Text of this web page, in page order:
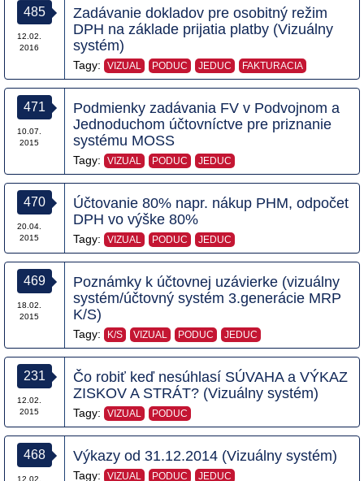
485
12.02.
2016
Zadávanie dokladov pre osobitný režim
DPH na základe prijatia platby (Vizuálny
systém)
Tagy: VIZUAL PODUC JEDUC FAKTURACIA
471
10.07.
2015
Podmienky zadávania FV v Podvojnom a
Jednoduchom účtovníctve pre priznanie
systému MOSS
Tagy: VIZUAL PODUC JEDUC
470
20.04.
2015
Účtovanie 80% napr. nákup PHM, odpočet
DPH vo výške 80%
Tagy: VIZUAL PODUC JEDUC
469
18.02.
2015
Poznámky k účtovnej uzávierke (vizuálny
systém/účtovný systém 3.generácie MRP
K/S)
Tagy: K/S VIZUAL PODUC JEDUC
231
12.02.
2015
Čo robiť keď nesúhlasí SÚVAHA a VÝKAZ
ZISKOV A STRÁT? (Vizuálny systém)
Tagy: VIZUAL PODUC
468
12.02.
Výkazy od 31.12.2014 (Vizuálny systém)
Tagy: VIZUAL PODUC JEDUC